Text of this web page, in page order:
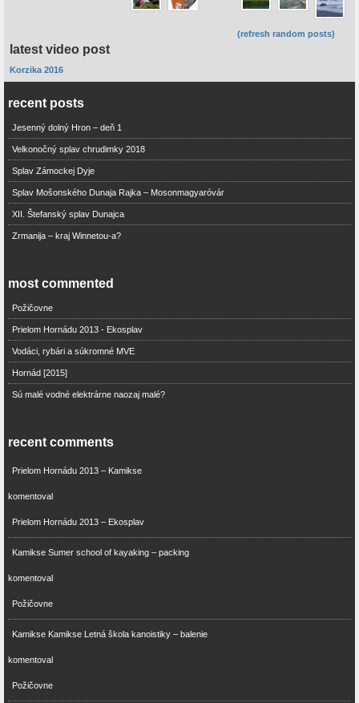
(refresh random posts)
latest video post
Korzika 2016
recent posts
Jesenný dolný Hron – deň 1
Velkonočný splav chrudimky 2018
Splav Zámockej Dyje
Splav Mošonského Dunaja Rajka – Mosonmagyaróvár
XII. Štefanský splav Dunajca
Zrmanija – kraj Winnetou-a?
most commented
Požičovne
Prielom Hornádu 2013 - Ekosplav
Vodáci, rybári a súkromné MVE
Hornád [2015]
Sú malé vodné elektrárne naozaj malé?
recent comments
Prielom Hornádu 2013 – Kamikse
komentoval
Prielom Hornádu 2013 – Ekosplav
Kamikse Sumer school of kayaking – packing
komentoval
Požičovne
Kamikse Kamikse Letná škola kanoistiky – balenie
komentoval
Požičovne